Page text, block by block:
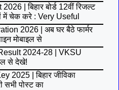
| बिहार बोर्ड 12वीं रिजल्ट
में चेक करे : Very Useful
2026 | अब घर बैठे फार्मर
मोबाइल से
2024-28 | VKSU
से देखे!
2025 | बिहार जीविका
सभी पोस्ट का